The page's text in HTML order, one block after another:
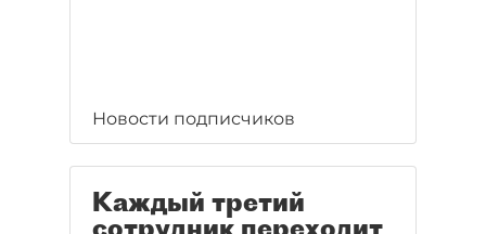
Новости подписчиков
Каждый третий
сотрудник переходит